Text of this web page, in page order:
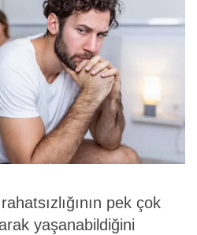
pek çok
yaşanabildiğini